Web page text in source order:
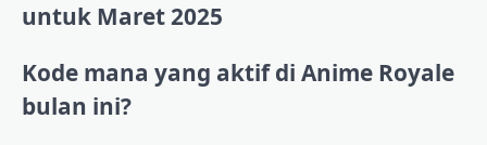
untuk Maret 2025
Kode mana yang aktif di Anime Royale
bulan ini?